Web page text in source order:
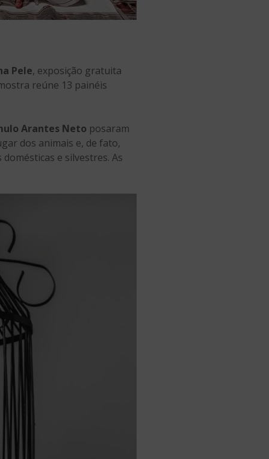
Pele, exposição gratuita
reúne 13 painéis
Arantes Neto posaram
dos animais e, de fato,
e silvestres. As